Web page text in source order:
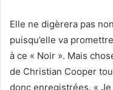
Elle ne digèrera pas
puisqu’elle va
à ce « Noir ». Mais
de Christian Cooper
donc enregistrées. «